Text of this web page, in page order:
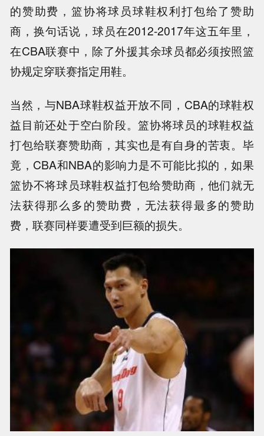
的赞助费，篮协将球员球鞋权利打包给了赞助
商，换句话说，球员在2012-2017年这五年里，
在CBA联赛中，除了外援其余球员都必须按照篮
协规定穿联赛指定用鞋。
当然，与NBA球鞋权益开放不同，CBA的球鞋权
益目前还处于空白阶段。篮协将球员的球鞋权益
打包给联赛赞助商，其实也是有自身的苦衷。毕
竟，CBA和NBA的影响力是不可能比拟的，如果
篮协不将球员球鞋权益打包给赞助商，他们就无
法获得那么多的赞助费，无法获得最多的赞助
费，联赛同样要遭受到巨额的损失。